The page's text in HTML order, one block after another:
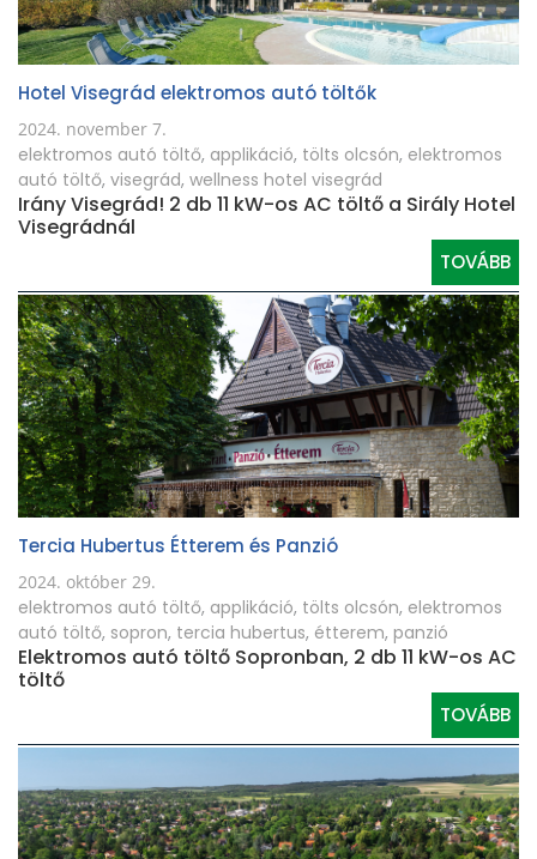
Hotel Visegrád elektromos autó töltők
2024. november 7.
elektromos autó töltő, applikáció, tölts olcsón, elektromos
autó töltő, visegrád, wellness hotel visegrád
Irány Visegrád! 2 db 11 kW-os AC töltő a Sirály Hotel
Visegrádnál
TOVÁBB
Tercia Hubertus Étterem és Panzió
2024. október 29.
elektromos autó töltő, applikáció, tölts olcsón, elektromos
autó töltő, sopron, tercia hubertus, étterem, panzió
Elektromos autó töltő Sopronban, 2 db 11 kW-os AC
töltő
TOVÁBB